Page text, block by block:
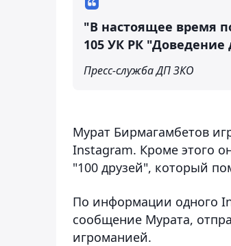
"В настоящее время
105 УК РК "Доведение
Пресс-служба ДП ЗКО
Мурат Бирмагамбетов
Instagram. Кроме этого
"100 друзей", который
По информации одного
сообщение Мурата,
игроманией.